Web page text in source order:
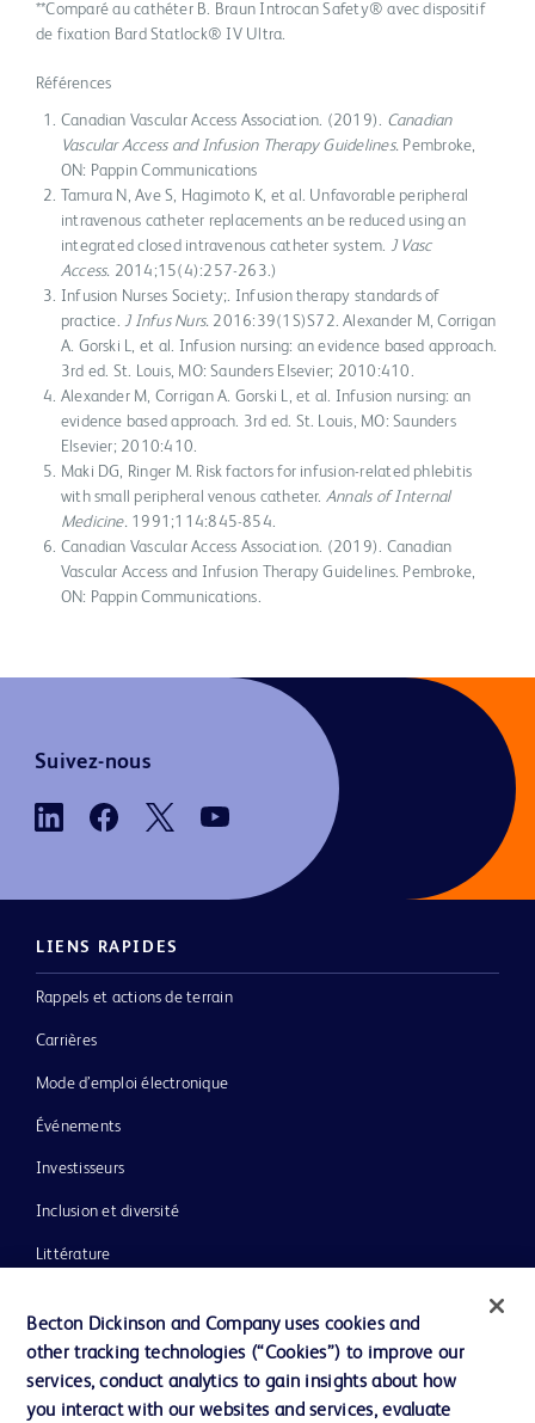
**Comparé au cathéter B. Braun Introcan Safety® avec dispositif
de fixation Bard Statlock® IV Ultra.
Références
Canadian Vascular Access Association. (2019). Canadian
Vascular Access and Infusion Therapy Guidelines. Pembroke,
ON: Pappin Communications
Tamura N, Ave S, Hagimoto K, et al. Unfavorable peripheral
intravenous catheter replacements an be reduced using an
integrated closed intravenous catheter system. J Vasc
Access. 2014;15(4):257-263.)
Infusion Nurses Society;. Infusion therapy standards of
practice.J Infus Nurs. 2016:39(1S)S72. Alexander M, Corrigan
A. Gorski L, et al. Infusion nursing: an evidence based approach.
3rd ed. St. Louis, MO: Saunders Elsevier; 2010:410.
Alexander M, Corrigan A. Gorski L, et al. Infusion nursing: an
evidence based approach. 3rd ed. St. Louis, MO: Saunders
Elsevier; 2010:410.
Maki DG, Ringer M. Risk factors for infusion-related phlebitis
with small peripheral venous catheter. Annals of Internal
Medicine.1991;114:845-854.
Canadian Vascular Access Association. (2019). Canadian
Vascular Access and Infusion Therapy Guidelines. Pembroke,
ON: Pappin Communications.
Suivez-nous
LIENS RAPIDES
Rappels et actions de terrain
Carrières
Mode d’emploi électronique
Événements
Investisseurs
Inclusion et diversité
Littérature
Notre entreprise
Éthique et conformité
Becton Dickinson and Company uses cookies and
other tracking technologies (“Cookies”) to improve our
services, conduct analytics to gain insights about how
you interact with our websites and services, evaluate